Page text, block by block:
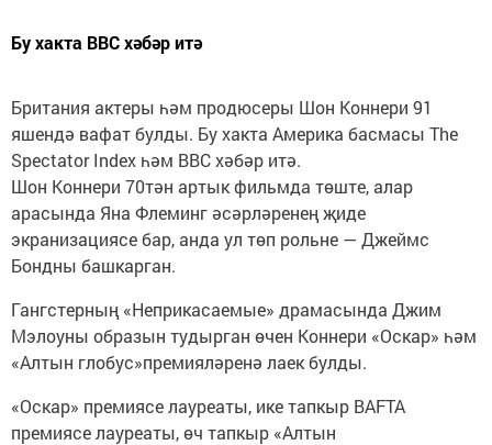
Бу хакта ВВС хәбәр итә
Британия актеры һәм продюсеры Шон Коннери 91
яшендә вафат булды. Бу хакта Америка басмасы The
Spectator Index һәм ВВС хәбәр итә.
Шон Коннери 70тән артык фильмда төште, алар
арасында Яна Флеминг әсәрләренең җиде
экранизациясе бар, анда ул төп рольне — Джеймс
Бондны башкарган.
Гангстерның «Неприкасаемые» драмасында Джим
Мэлоуны образын тудырган өчен Коннери «Оскар» һәм
«Алтын глобус»премияләренә лаек булды.
«Оскар» премиясе лауреаты, ике тапкыр BAFTA
премиясе лауреаты, өч тапкыр «Алтын